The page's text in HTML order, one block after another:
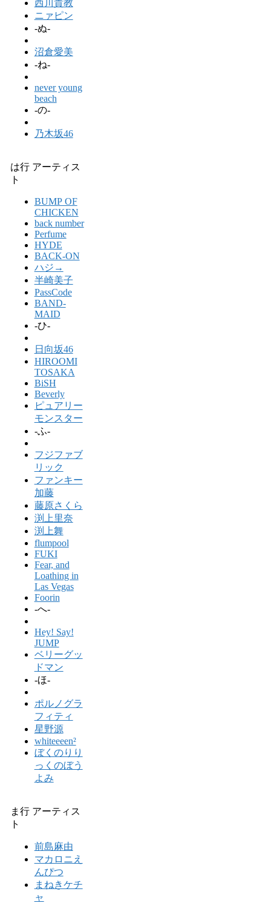
西川貴教
ニァピン
-ぬ-
沼倉愛美
-ね-
never young
beach
-の-
乃木坂46
は行 アーティス
ト
BUMP OF
CHICKEN
back number
Perfume
HYDE
BACK-ON
ハジ→
半崎美子
PassCode
BAND-
MAID
-ひ-
日向坂46
HIROOMI
TOSAKA
BiSH
Beverly
ピュアリー
モンスター
-ふ-
フジファブ
リック
ファンキー
加藤
藤原さくら
渕上里奈
渕上舞
flumpool
FUKI
Fear, and
Loathing in
Las Vegas
Foorin
-へ-
Hey! Say!
JUMP
ベリーグッ
ドマン
-ほ-
ポルノグラ
フィティ
星野源
whiteeeen²
ぼくのりり
っくのぼう
よみ
ま行 アーティス
ト
前島麻由
マカロニえ
んぴつ
まねきケチ
ャ